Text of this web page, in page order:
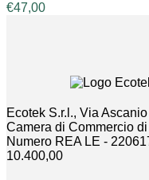
€47,00
Ecotek S.r.l., Via
Camera di Commercio
Numero REA LE -
10.400,00